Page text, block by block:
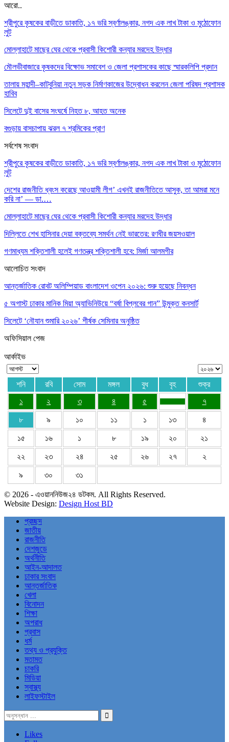
আরো..
শ্রীপুরে কৃষকের বাড়ীতে ডাকাতি, ১৭ ভরি স্বর্ণালঙ্কার, নগদ এক লাখ টাকা ও মুঠোফোন
লুট
মোল্লাহাটে মাছের ঘের থেকে প্রবাসী কিশোরী কন্যার মরদেহ উদ্ধার
মৌলভীবাজারে কৃষকদের বিক্ষোভ সমাবেশ ও জেলা প্রশাসকের কাছে স্মারকলিপি প্রদান
তালায় মহান্দী–কাটবুনিয়া নতুন সড়ক নির্মাণকাজের উদ্বোধন করলেন জেলা পরিষদ প্রশাসক
হাবিব
সিলেটে দুই বাসের সংঘর্ষে নিহত ৮, আহত অনেক
বগুড়ায় বাসচাপায় ঝরল ৭ শ্রমিকের প্রাণ
সর্বশেষ সংবাদ
শ্রীপুরে কৃষকের বাড়ীতে ডাকাতি, ১৭ ভরি স্বর্ণালঙ্কার, নগদ এক লাখ টাকা ও মুঠোফোন
লুট
দেশের রাজনীতি ধ্বংস করেছে আওয়ামী লীগ’ এখনই রাজনীতিতে আসুক, তা আমরা মনে
করি না’ — ডা.…
মোল্লাহাটে মাছের ঘের থেকে প্রবাসী কিশোরী কন্যার মরদেহ উদ্ধার
দিল্লিতে শেখ হাসিনার দেয়া বক্তব্যে সমর্থন নেই ভারতের: রণধীর জয়সওয়াল
গণমাধ্যম শক্তিশালী হলেই গণতন্ত্র শক্তিশালী হবে: মির্জা আলমগীর
আলোচিত সংবাদ
আন্তর্জাতিক রোবট অলিম্পিয়াড বাংলাদেশ ওপেন ২০২৬: শুরু হয়েছে নিবন্ধন
৫ অগাস্ট ঢাকার মানিক মিয়া অ্যাভিনিউয়ে “বর্ষা বিপ্লবের গান” উন্মুক্ত কনসার্ট
সিলেটে ‘নৌযান শুমারি ২০২৬’ শীর্ষক সেমিনার অনুষ্ঠিত
অফিসিয়াল পেজ
আর্কাইভ
শনি রবি সোম মঙ্গল বুধ বৃহ
শুক্র
১
২ ৩ ৪ ৫ ৭
৮ ৯ ১০ ১১ ১ ১৩ ৪
১৫ ১৬ ১ ৮ ১৯ ২০ ২১
২২ ২৩ ২৪ ২৫ ২৬ ২৭ ২
৯ ৩০ ৩১
© 2026 - এওয়াননিউজ২৪ ডটকম. All Rights Reserved.
Website Design: Design Host BD
প্রচ্ছদ
জাতীয়
রাজনীতি
দেশজুডে
অর্থনীতি
আইন-আদালত
ঢাকার সংবাদ
আন্তর্জাতিক
খেলা
বিনোদন
শিক্ষা
অপরাধ
প্রবাস
ধর্ম
তথ্য ও প্রযুক্তি
মতামত
চাকরি
মিডিয়া
স্বাস্থ্য
লাইফস্টাইল
Likes